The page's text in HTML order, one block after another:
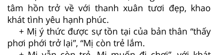
tâm hồn trở về với thanh xuân tươi đẹp, khao
khát tình yêu hạnh phúc.
+ Mị ý thức được sự tồn tại của bản thân “thấy
phơi phới trở lại”, “Mị còn trẻ lắm.